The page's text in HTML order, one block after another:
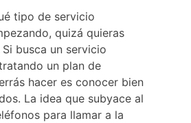
tipo de servicio
quizá quieras
busca un servicio
un plan de
hacer es conocer bien
La idea que subyace al
para llamar a la